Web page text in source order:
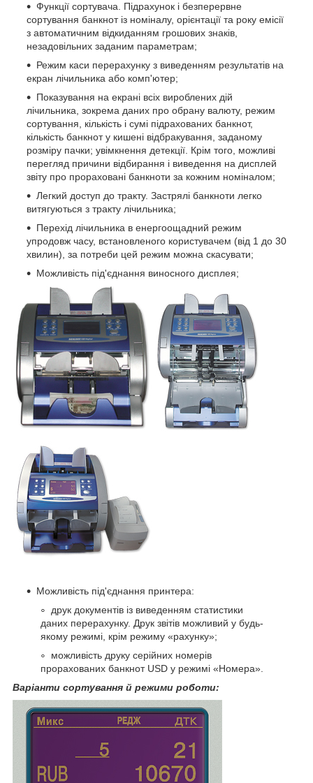
Функції сортувача. Підрахунок і безперервне
сортування банкнот із номіналу, орієнтації та року емісії
з автоматичним відкиданням грошових знаків,
незадовільних заданим параметрам;
Режим каси перерахунку з виведенням результатів на
екран лічильника або комп'ютер;
Показування на екрані всіх вироблених дій
лічильника, зокрема даних про обрану валюту, режим
сортування, кількість і сумі підрахованих банкнот,
кількість банкнот у кишені відбракування, заданому
розміру пачки; увімкнення детекції. Крім того, можливі
перегляд причини відбирання і виведення на дисплей
звіту про прораховані банкноти за кожним номіналом;
Легкий доступ до тракту. Застрялі банкноти легко
витягуються з тракту лічильника;
Перехід лічильника в енергоощадний режим
упродовж часу, встановленого користувачем (від 1 до 30
хвилин), за потреби цей режим можна скасувати;
Можливість під'єднання виносного дисплея;
Можливість під'єднання принтера:
друк документів із виведенням статистики
даних перерахунку. Друк звітів можливий у будь-
якому режимі, крім режиму «рахунку»;
можливість друку серійних номерів
прорахованих банкнот USD у режимі «Номера».
Варіанти сортування й режими роботи: